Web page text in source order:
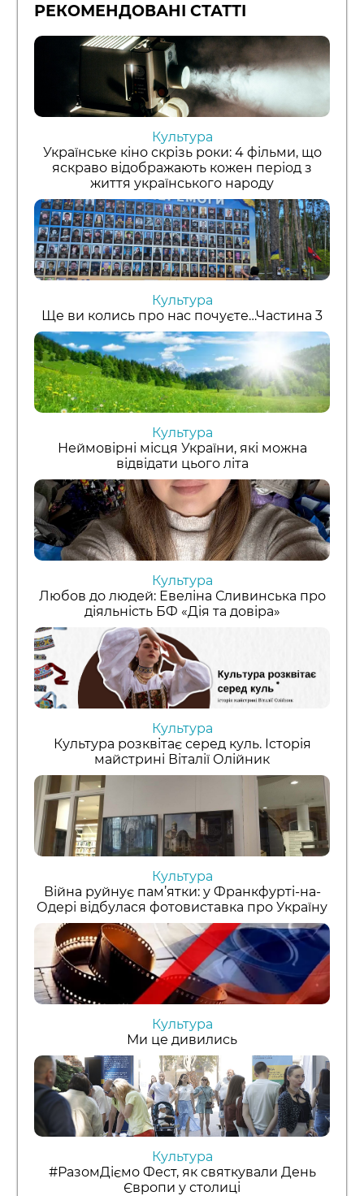
РЕКОМЕНДОВАНІ СТАТТІ
Культура
Українське кіно скрізь роки: 4 фільми, що
яскраво відображають кожен період з
життя українського народу
Культура
Ще ви колись про нас почуєте…Частина 3
Культура
Неймовірні місця України, які можна
відвідати цього літа
Культура
Любов до людей: Евеліна Сливинська про
діяльність БФ «Дія та довіра»
Культура
Культура розквітає серед куль. Історія
майстрині Віталії Олійник
Культура
Війна руйнує пам’ятки: у Франкфурті-на-
Одері відбулася фотовиставка про Україну
Культура
Ми це дивились
Культура
#РазомДіємо Фест, як святкували День
Європи у столиці